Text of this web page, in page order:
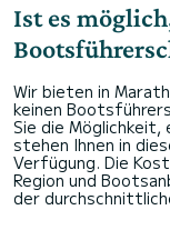
Ist es
Wir bieten in
keinen
Sie die Möglichkeit,
stehen Ihnen in
Verfügung. Die
Region und
der